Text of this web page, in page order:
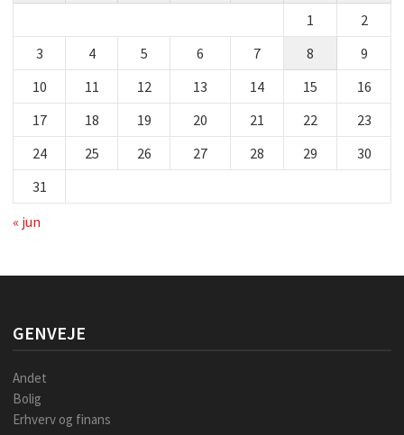
1
2
3
4 5 6 7 8
9
10
11 12 13 14 15
16
17
18 19 20 21 22
23
24
25 26 27 28 29
30
31
« jun
GENVEJE
Andet
Bolig
Erhverv og finans